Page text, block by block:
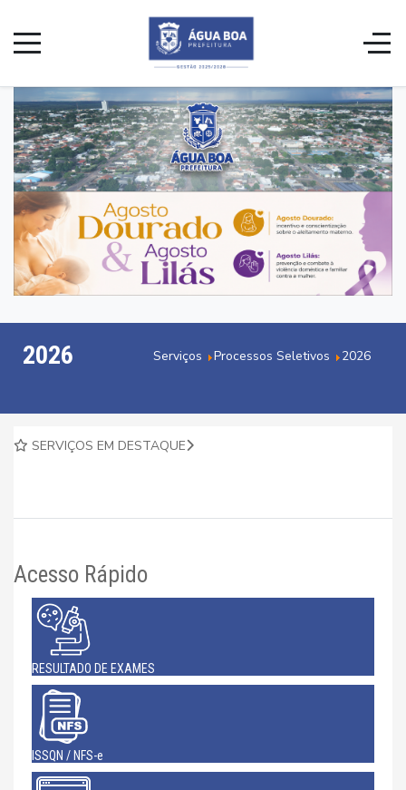
2026 Serviços Processos Seletivos 2026
SERVIÇOS EM DESTAQUE
Acesso Rápido
RESULTADO DE EXAMES
ISSQN / NFS-e